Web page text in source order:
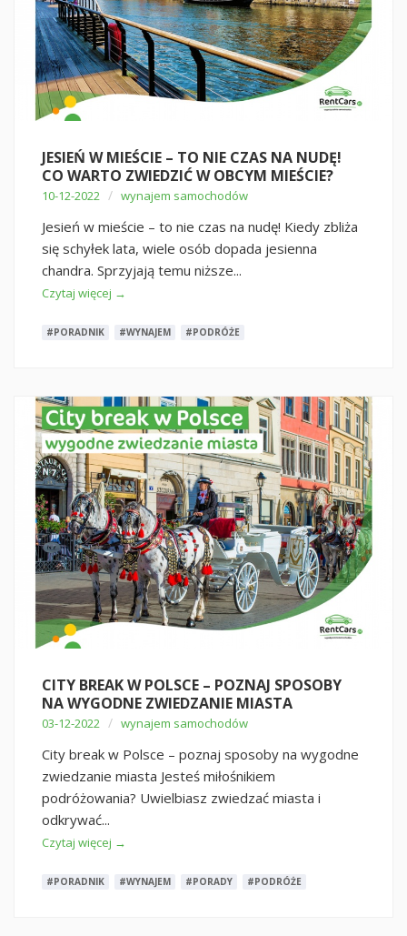
JESIEŃ W MIEŚCIE – TO NIE CZAS NA NUDĘ!
CO WARTO ZWIEDZIĆ W OBCYM MIEŚCIE?
10-12-2022 / wynajem samochodów
Jesień w mieście – to nie czas na nudę! Kiedy zbliża
się schyłek lata, wiele osób dopada jesienna
chandra. Sprzyjają temu niższe...
Czytaj więcej →
#PORADNIK #WYNAJEM #PODRÓŻE
CITY BREAK W POLSCE – POZNAJ SPOSOBY
NA WYGODNE ZWIEDZANIE MIASTA
03-12-2022 / wynajem samochodów
City break w Polsce – poznaj sposoby na wygodne
zwiedzanie miasta Jesteś miłośnikiem
podróżowania? Uwielbiasz zwiedzać miasta i
odkrywać...
Czytaj więcej →
#PORADNIK #WYNAJEM #PORADY #PODRÓŻE